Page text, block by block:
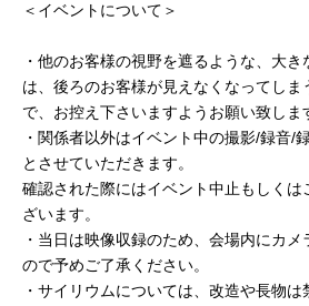
＜イベントについて＞
・他のお客様の視野を遮るような、大
は、後ろのお客様が見えなくなってし
で、お控え下さいますようお願い致しま
・関係者以外はイベント中の撮影/録音/
とさせていただきます。
確認された際にはイベント中止もしく
ざいます。
・当日は映像収録のため、会場内にカ
ので予めご了承ください。
・サイリウムについては、改造や長物